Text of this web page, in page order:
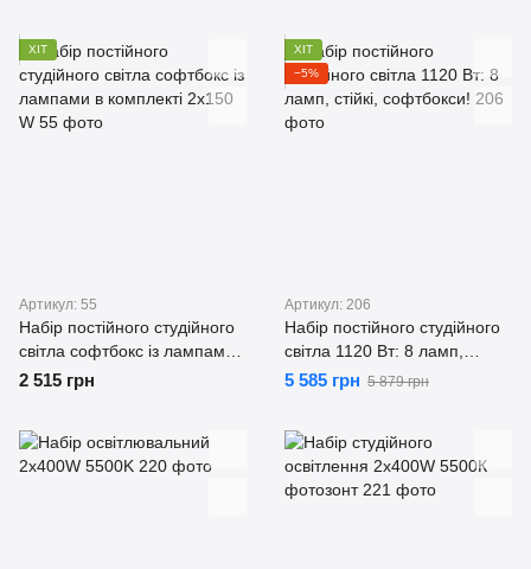
ХІТ
Артикул: 55
Набір постійного студійного
світла софтбокс із лампами
в комплекті 2х150 W
2 515 грн
ХІТ
−5%
Артикул: 206
Набір постійного студійного
світла 1120 Вт: 8 ламп,
стійкі, софтбокси!
5 585 грн 5 879 грн